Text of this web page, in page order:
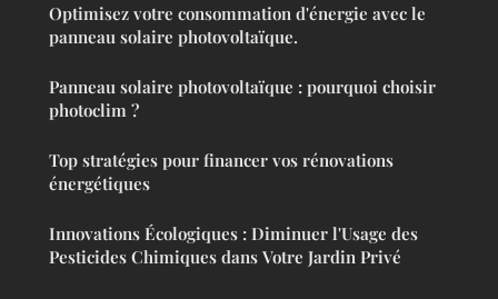
Optimisez votre consommation d'énergie avec le
panneau solaire photovoltaïque.
Panneau solaire photovoltaïque : pourquoi choisir
photoclim ?
Top stratégies pour financer vos rénovations
énergétiques
Innovations Écologiques : Diminuer l'Usage des
Pesticides Chimiques dans Votre Jardin Privé